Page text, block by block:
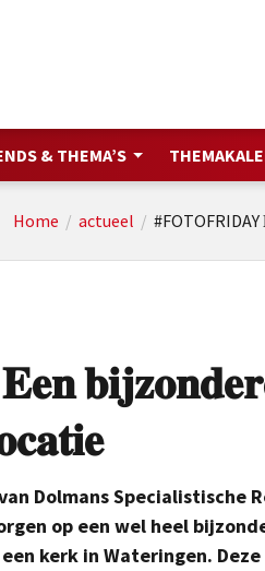
& THEMA’S
Home / actueel / #FOTOFRIDAY
Dolmans Specialistische
op een wel heel
kerk in Wateringen.